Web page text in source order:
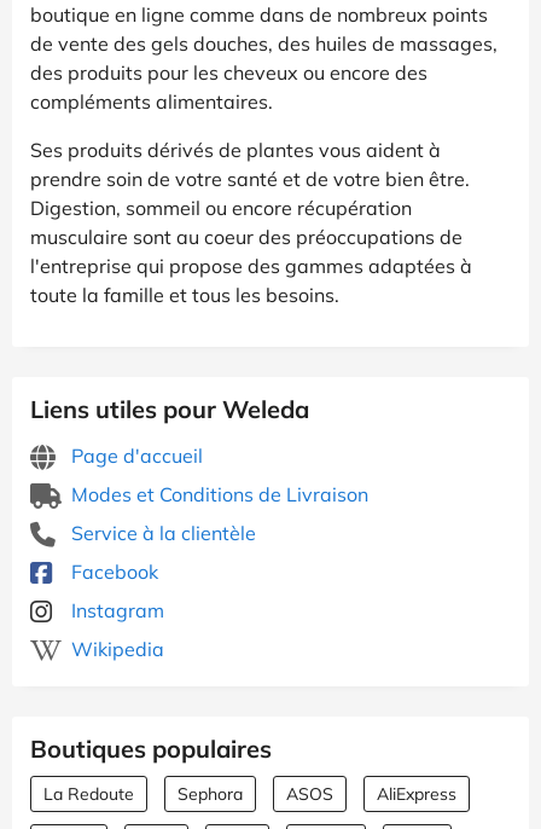
boutique en ligne comme dans de nombreux points
de vente des gels douches, des huiles de massages,
des produits pour les cheveux ou encore des
compléments alimentaires.
Ses produits dérivés de plantes vous aident à
prendre soin de votre santé et de votre bien être.
Digestion, sommeil ou encore récupération
musculaire sont au coeur des préoccupations de
l'entreprise qui propose des gammes adaptées à
toute la famille et tous les besoins.
Liens utiles pour Weleda
Page d'accueil
Modes et Conditions de Livraison
Service à la clientèle
Facebook
Instagram
Wikipedia
Boutiques populaires
La Redoute Sephora ASOS AliExpress